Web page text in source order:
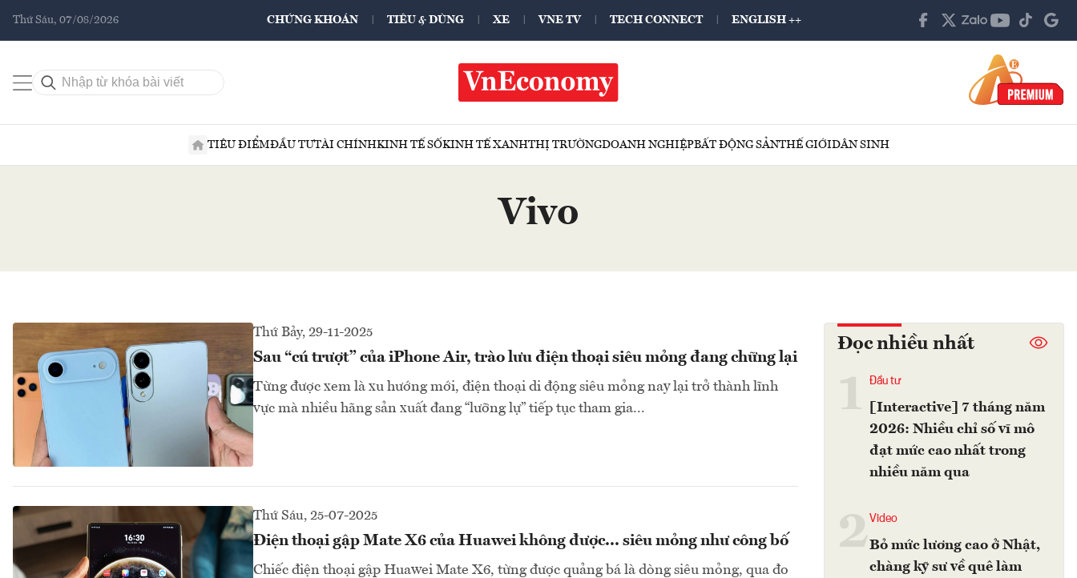
Thứ Sáu, 07/08/2026 CHỨNG KHOÁN TIÊU & DÙNG XE VNE TV TECH CONNECT ENGLISH ++
TIÊU ĐIỂMĐẦU TƯTÀI CHÍNHKINH TẾ SỐKINH TẾ XANHTHỊ TRƯỜNGDOANH NGHIỆPBẤT ĐỘNG SẢNTHẾ GIỚIDÂN SINH
Vivo
Thứ Bảy, 29-11-2025
Sau “cú trượt” của iPhone Air, trào lưu điện thoại siêu mỏng đang chững lại
Từng được xem là xu hướng mới, điện thoại di động siêu mỏng nay lại trở thành lĩnh
vực mà nhiều hãng sản xuất đang “lưỡng lự” tiếp tục tham gia...
Thứ Sáu, 25-07-2025
Điện thoại gập Mate X6 của Huawei không được... siêu mỏng như công bố
Chiếc điện thoại gập Huawei Mate X6, từng được quảng bá là dòng siêu mỏng, qua đo
Đọc nhiều nhất
Đầu tư
[Interactive] 7 tháng năm
2026: Nhiều chỉ số vĩ mô
đạt mức cao nhất trong
nhiều năm qua
2Video
Bỏ mức lương cao ở Nhật,
chàng kỹ sư về quê làm